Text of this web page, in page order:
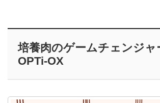
培養肉のゲームチェンジャ
OPTi-OX